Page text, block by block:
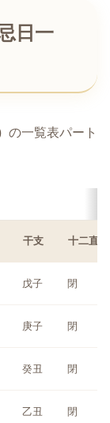
日一
の一覧表パート
干支 十二直
戊子 閉
庚子 閉
癸丑 閉
乙丑 閉